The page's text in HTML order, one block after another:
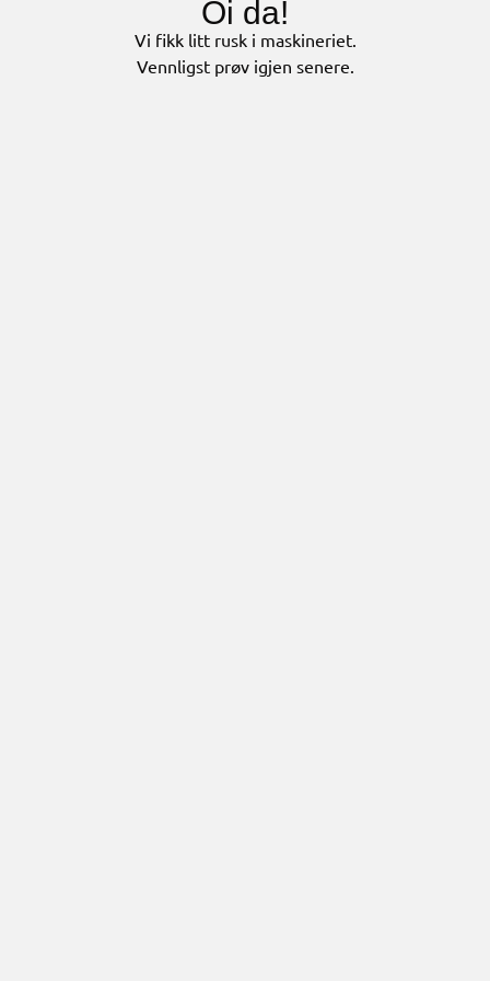
Oi da!
Vi fikk litt rusk i maskineriet.
Vennligst prøv igjen senere.